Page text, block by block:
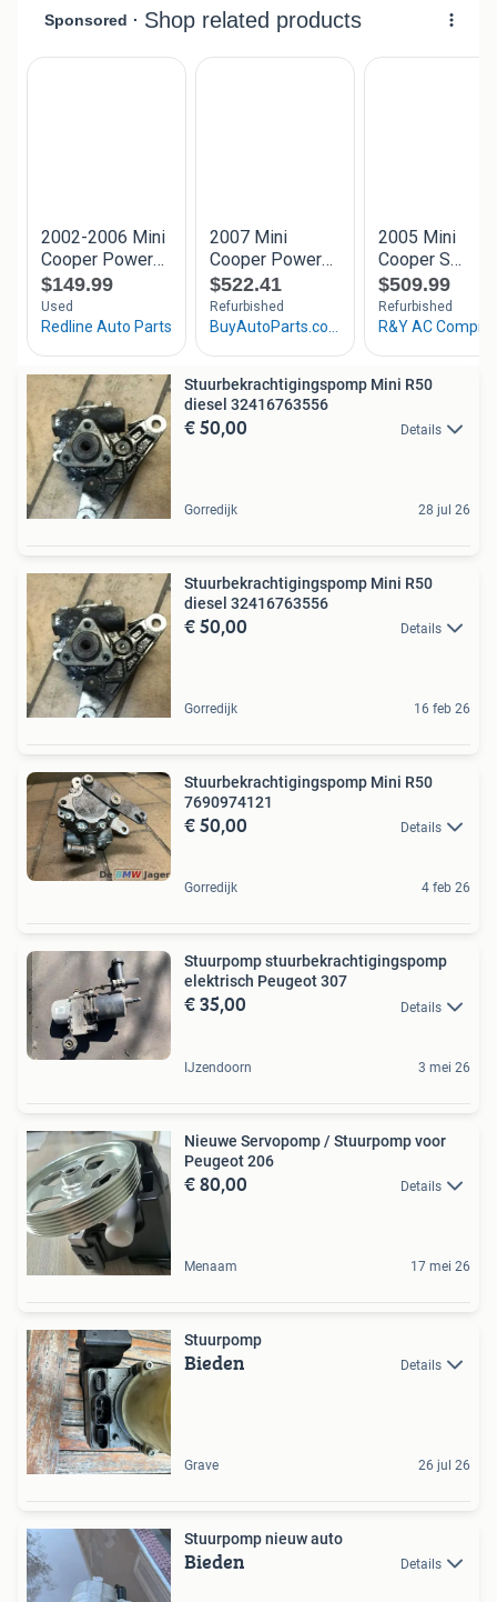
Stuurbekrachtigingspomp Mini R50
diesel 32416763556
€ 50,00 Details
Gorredijk 28 jul 26
Stuurbekrachtigingspomp Mini R50
diesel 32416763556
€ 50,00 Details
Gorredijk 16 feb 26
Stuurbekrachtigingspomp Mini R50
7690974121
€ 50,00 Details
Gorredijk 4 feb 26
Stuurpomp stuurbekrachtigingspomp
elektrisch Peugeot 307
€ 35,00 Details
IJzendoorn 3 mei 26
Nieuwe Servopomp / Stuurpomp voor
Peugeot 206
€ 80,00 Details
Menaam 17 mei 26
Stuurpomp
Bieden Details
Grave 26 jul 26
Stuurpomp nieuw auto
Bieden Details